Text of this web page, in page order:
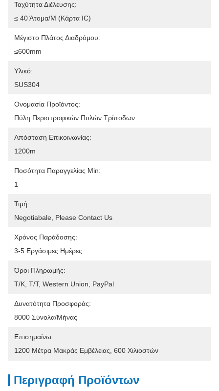
Ταχύτητα Διέλευσης:
≤ 40 Άτομα/μ (Κάρτα IC)
Μέγιστο Πλάτος Διαδρόμου:
≤600mm
Υλικό:
SUS304
Ονομασία Προϊόντος:
Πύλη Περιστροφικών Πυλών Τρίποδων
Απόσταση Επικοινωνίας:
1200m
Ποσότητα Παραγγελίας Min:
1
Τιμή:
Negotiabale, Please Contact Us
Χρόνος Παράδοσης:
3-5 Εργάσιμες Ημέρες
Όροι Πληρωμής:
Τ/Κ, Τ/Τ, Western Union, PayPal
Δυνατότητα Προσφοράς:
8000 Σύνολα/μήνας
Επισημαίνω:
1200 Μέτρα Μακράς Εμβέλειας 600 Χιλιοστών
Περιγραφή Προϊόντων